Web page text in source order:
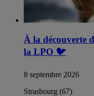
À la découverte
la LPO 🐦
8 septembre 2026
Strasbourg (67)